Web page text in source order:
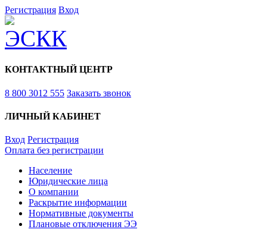
Регистрация Вход
КОНТАКТНЫЙ ЦЕНТР
8 800 3012 555 Заказать звонок
ЛИЧНЫЙ КАБИНЕТ
Вход Регистрация
Оплата без регистрации
Население
Юридические лица
О компании
Раскрытие информации
Нормативные документы
Плановые отключения ЭЭ